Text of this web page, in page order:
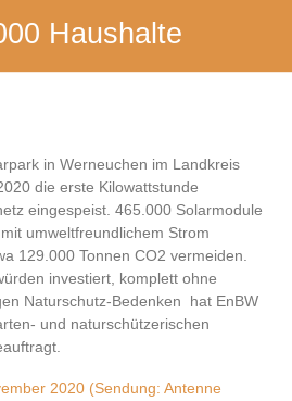
Haushalte
in Werneuchen im Landkreis
die erste Kilowattstunde
eingespeist. 465.000 Solarmodule
umweltfreundlichem Strom
129.000 Tonnen CO2 vermeiden.
investiert, komplett ohne
Naturschutz-Bedenken hat EnBW
und naturschützerischen
2020 (Sendung: Antenne